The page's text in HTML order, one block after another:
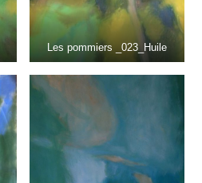
Les pommiers _023_Huile